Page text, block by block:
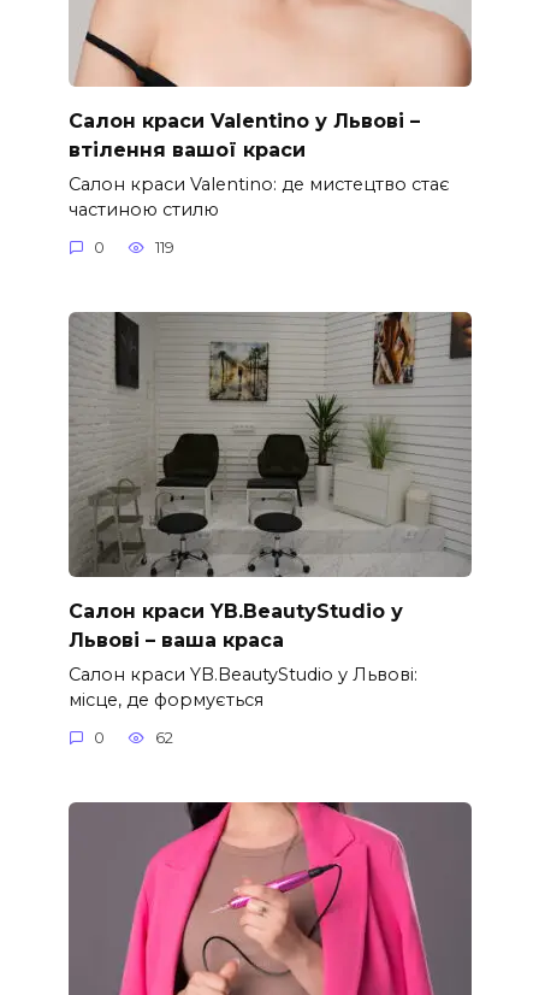
Салон краси Valentino у Львові –
втілення вашої краси
Салон краси Valentino: де мистецтво стає
частиною стилю
0 119
Салон краси YB.BeautyStudio у
Львові – ваша краса
Салон краси YB.BeautyStudio у Львові:
місце, де формується
0 62